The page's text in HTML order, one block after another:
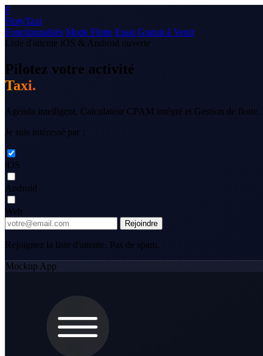
F
FlotyTaxi
Fonctionnalités Mode Flotte Essai Gratuit à Venir
Liste d'attente iOS & Android ouverte
Pilotez votre activité
Taxi.
Agenda intelligent, Calculateur CPAM intégré et Gestion de flotte.
Je suis intéressé par :
iOS
Android
Web
Rejoindre
Rejoignez la liste d'attente. Pas de spam.
Mockup App